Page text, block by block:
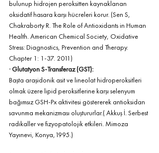
bulunup hidrojen peroksitten kaynaklanan
oksidatif hasara karşı hücreleri korur. (Sen S,
Chakraborty R. The Role of Antioxidants in Human
Health. American Chemical Society, Oxidative
Stress: Diagnostics, Prevention and Therapy.
Chapter 1: 1-37. 2011)
· Glutatyon S-Transferaz (GST):
Başta araşidonik asit ve lineolat hidroperoksitleri
olmak üzere lipid peroksitlerine karşı selenyum
bağımsız GSH-Px aktivitesi göstererek antioksidan
savunma mekanizması oluştururlar.( Akkuş İ. Serbest
radikaller ve fizyopatolojik etkileri. Mimoza
Yayınevi, Konya,1995.)